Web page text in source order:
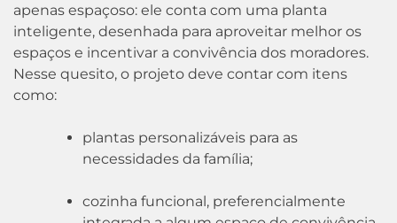
apenas espaçoso: ele conta com uma planta
inteligente, desenhada para aproveitar melhor os
espaços e incentivar a convivência dos moradores.
Nesse quesito, o projeto deve contar com itens
como:
plantas personalizáveis para as
necessidades da família;
cozinha funcional, preferencialmente